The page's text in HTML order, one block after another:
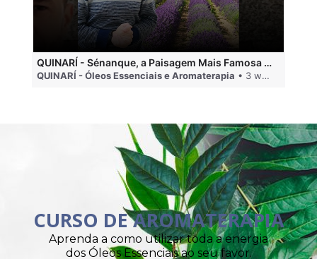
QUINARÍ - Sénanque, a Paisagem Mais Famosa da Aromaterapia
QUINARÍ - Óleos Essenciais e Aromaterapia • 3 weeks ago
CURSO DE AROMATERAPIA
Aprenda a como utilizar toda a energia
dos Óleos Essenciais ao seu favor.